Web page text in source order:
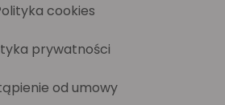
cookies
prywatności
od umowy